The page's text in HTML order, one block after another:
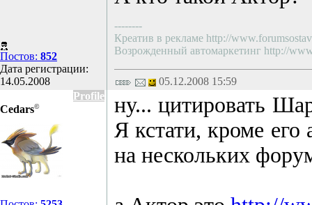
Постов: 852
Дата регистрации:
14.05.2008
--------
Креатив в рекламе http://
Возрожденный автомаркетинг http://
05.12.2008 15:59
Profile
Cedars©
ну... цитировать
Я кстати, кроме его
на нескольких